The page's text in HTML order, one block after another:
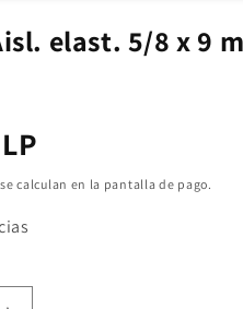
elast. 5/8 x 9
calculan en la pantalla de pago.